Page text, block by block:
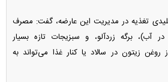
تغذیه در مدیریت این عارضه، گفت: مصرف
برگه زردآلو، و سبزیجات تازه بسیار
زیتون در سالاد یا کنار غذا می‌تواند به